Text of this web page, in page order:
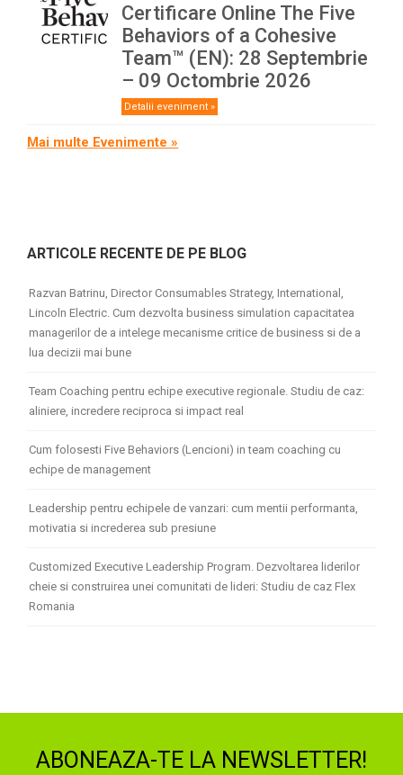
Certificare Online The Five
Behaviors of a Cohesive
Team™ (EN): 28 Septembrie
– 09 Octombrie 2026
Detalii eveniment »
Mai multe Evenimente »
ARTICOLE RECENTE DE PE BLOG
Razvan Batrinu, Director Consumables Strategy, International,
Lincoln Electric. Cum dezvolta business simulation capacitatea
managerilor de a intelege mecanisme critice de business si de a
lua decizii mai bune
Team Coaching pentru echipe executive regionale. Studiu de caz:
aliniere, incredere reciproca si impact real
Cum folosesti Five Behaviors (Lencioni) in team coaching cu
echipe de management
Leadership pentru echipele de vanzari: cum mentii performanta,
motivatia si increderea sub presiune
Customized Executive Leadership Program. Dezvoltarea liderilor
cheie si construirea unei comunitati de lideri: Studiu de caz Flex
Romania
ABONEAZA-TE LA NEWSLETTER!